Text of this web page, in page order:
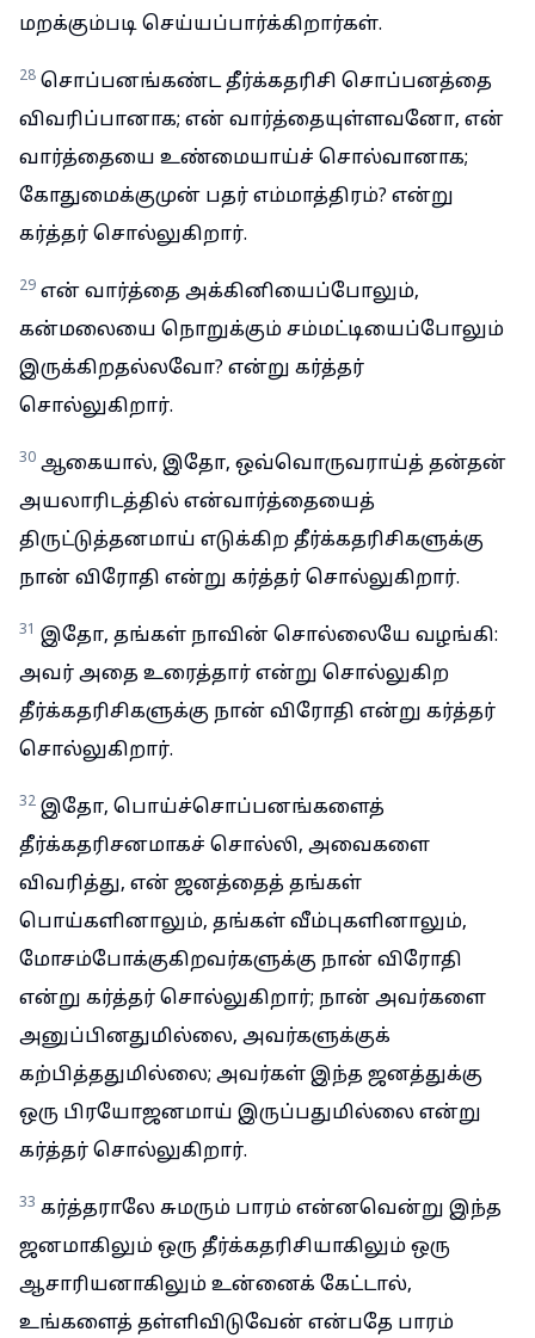
மறக்கும்படி செய்யப்பார்க்கிறார்கள்.
28 சொப்பனங்கண்ட தீர்க்கதரிசி சொப்பனத்தை
விவரிப்பானாக; என் வார்த்தையுள்ளவனோ, என்
வார்த்தையை உண்மையாய்ச் சொல்வானாக;
கோதுமைக்குமுன் பதர் எம்மாத்திரம்? என்று
கர்த்தர் சொல்லுகிறார்.
29 என் வார்த்தை அக்கினியைப்போலும்,
கன்மலையை நொறுக்கும் சம்மட்டியைப்போலும்
இருக்கிறதல்லவோ? என்று கர்த்தர்
சொல்லுகிறார்.
30 ஆகையால், இதோ, ஒவ்வொருவராய்த் தன்தன்
அயலாரிடத்தில் என்வார்த்தையைத்
திருட்டுத்தனமாய் எடுக்கிற தீர்க்கதரிசிகளுக்கு
நான் விரோதி என்று கர்த்தர் சொல்லுகிறார்.
31 இதோ, தங்கள் நாவின் சொல்லையே வழங்கி:
அவர் அதை உரைத்தார் என்று சொல்லுகிற
தீர்க்கதரிசிகளுக்கு நான் விரோதி என்று கர்த்தர்
சொல்லுகிறார்.
32 இதோ, பொய்ச்சொப்பனங்களைத்
தீர்க்கதரிசனமாகச் சொல்லி, அவைகளை
விவரித்து, என் ஜனத்தைத் தங்கள்
பொய்களினாலும், தங்கள் வீம்புகளினாலும்,
மோசம்போக்குகிறவர்களுக்கு நான் விரோதி
என்று கர்த்தர் சொல்லுகிறார்; நான் அவர்களை
அனுப்பினதுமில்லை, அவர்களுக்குக்
கற்பித்ததுமில்லை; அவர்கள் இந்த ஜனத்துக்கு
ஒரு பிரயோஜனமாய் இருப்பதுமில்லை என்று
கர்த்தர் சொல்லுகிறார்.
33 கர்த்தராலே சுமரும் பாரம் என்னவென்று இந்த
ஜனமாகிலும் ஒரு தீர்க்கதரிசியாகிலும் ஒரு
ஆசாரியனாகிலும் உன்னைக் கேட்டால்,
உங்களைத் தள்ளிவிடுவேன் என்பதே பாரம்